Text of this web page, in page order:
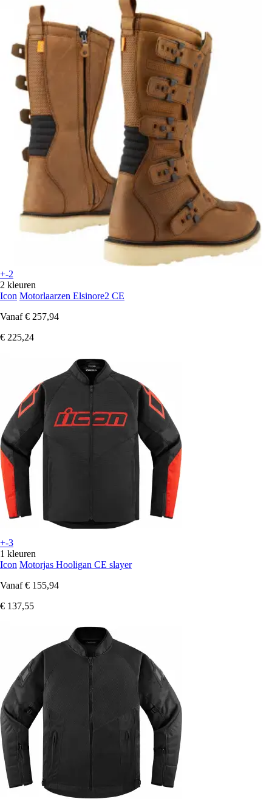
+-2
2 kleuren
Icon Motorlaarzen Elsinore2 CE
Vanaf € 257,94
€ 225,24
+-3
1 kleuren
Icon Motorjas Hooligan CE slayer
Vanaf € 155,94
€ 137,55